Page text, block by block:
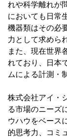
れや科学離れが
においても日常
機器類はその必
力として求めら
また、現在世界
れており、日本
ムによる計測・
株式会社アイ・
る市場のニーズ
ウハウをベース
的思考力、コミ